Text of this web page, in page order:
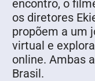
encontro, o
os diretores
propõem a um
virtual e
online. Ambas
Brasil.